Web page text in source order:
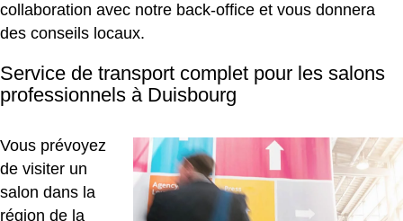
collaboration avec notre back-office et vous donnera
des conseils locaux.
Service de transport complet pour les salons
professionnels à Duisbourg
Vous prévoyez
de visiter un
salon dans la
région de la